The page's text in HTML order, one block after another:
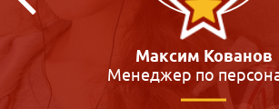
Кристина Макиенко
Преподаватель